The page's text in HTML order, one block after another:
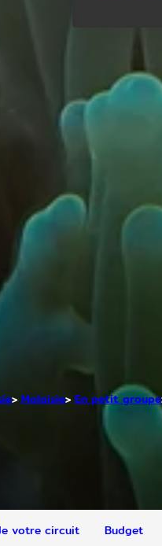
Malaisie En petit groupe
votre circuit Budget